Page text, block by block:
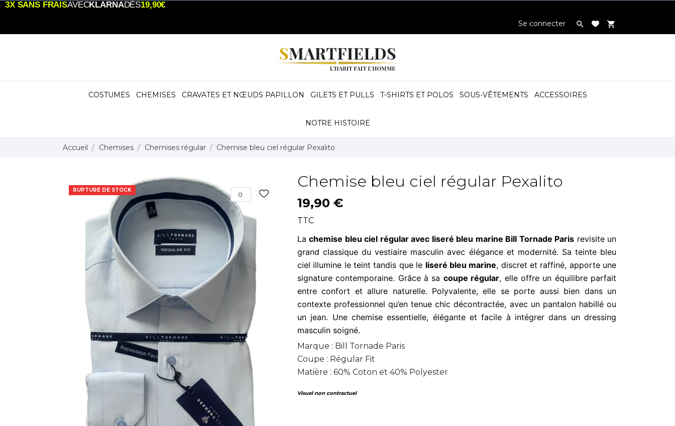
3X SANS FRAISAVECKLARNADÈS19,90€
Se connecter  shopping_cart
COSTUMES CHEMISES CRAVATES ET NŒUDS PAPILLON GILETS ET PULLS T-SHIRTS ET POLOS SOUS-VÊTEMENTS ACCESSOIRES
NOTRE HISTOIRE
Accueil Chemises Chemises régular Chemise bleu ciel régular Pexalito
RUPTURE DE STOCK
0
Chemise bleu ciel régular Pexalito
19,90 €
TTC
Lachemise bleu ciel régular avec liseré bleu marine Bill Tornade Paris revisite un
grand classique du vestiaire masculin avec élégance et modernité. Sa teinte bleu
ciel illumine le teint tandis que le liseré bleu marine, discret et raffiné, apporte une
signature contemporaine. Grâce à sa coupe régular, elle offre un équilibre parfait
entre confort et allure naturelle. Polyvalente, elle se porte aussi bien dans un
contexte professionnel qu’en tenue chic décontractée, avec un pantalon habillé ou
un jean. Une chemise essentielle, élégante et facile à intégrer dans un dressing
masculin soigné.
Marque : Bill Tornade Paris
Coupe : Régular Fit
Matière : 60% Coton et 40% Polyester
Visuel non contractuel